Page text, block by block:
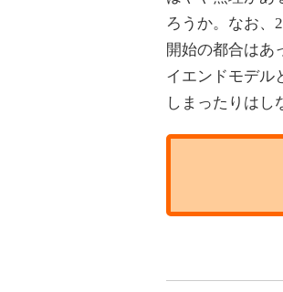
ろうか。なお、
開始の都合はあ
イエンドモデル
しまったりはし